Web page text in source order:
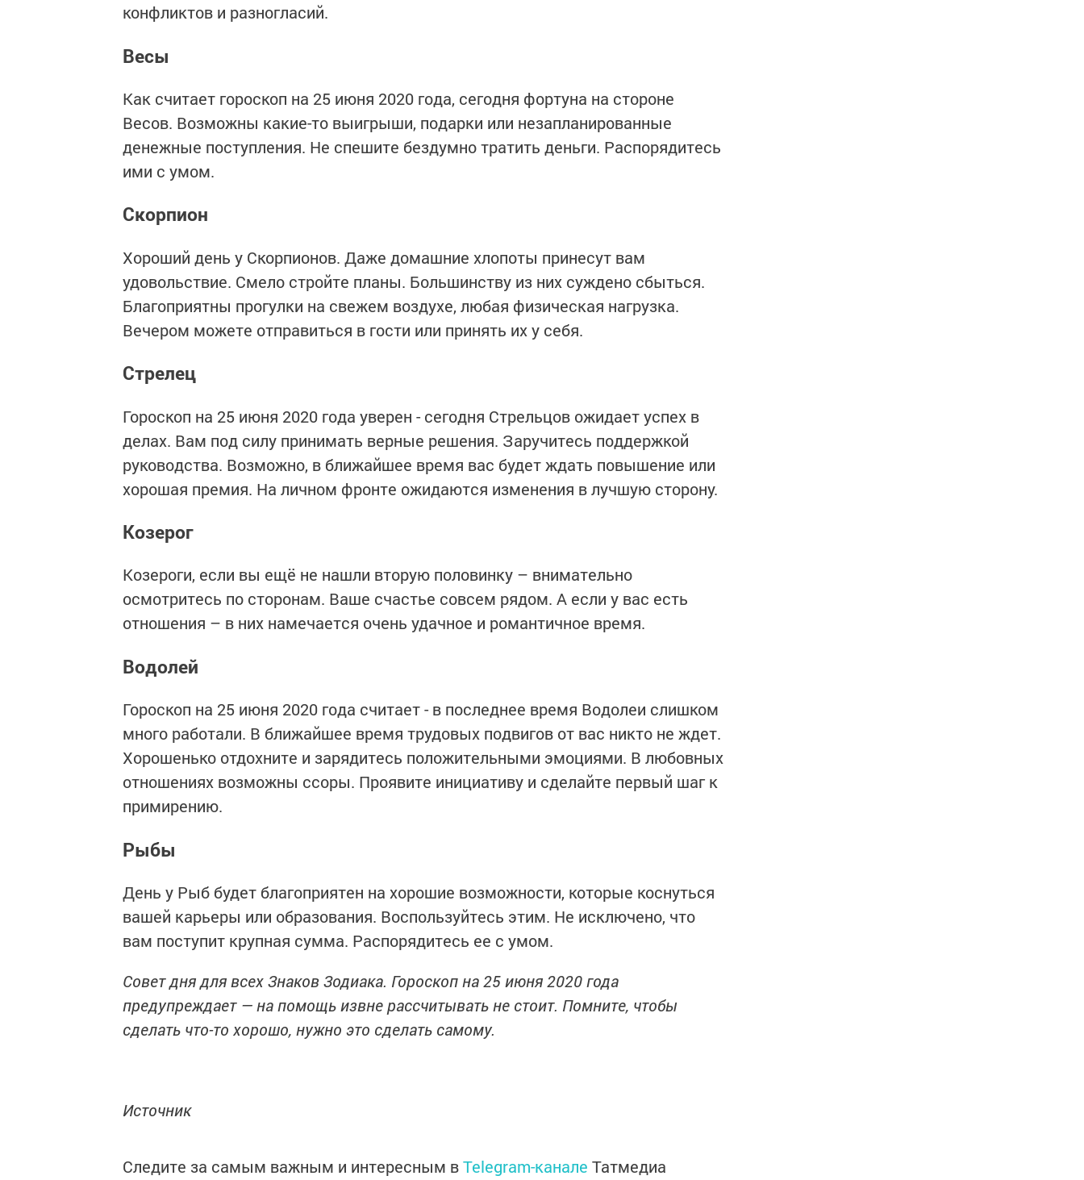
конфликтов и разногласий.
Весы
Как считает гороскоп на 25 июня 2020 года, сегодня фортуна на стороне
Весов. Возможны какие-то выигрыши, подарки или незапланированные
денежные поступления. Не спешите бездумно тратить деньги. Распорядитесь
ими с умом.
Скорпион
Хороший день у Скорпионов. Даже домашние хлопоты принесут вам
удовольствие. Смело стройте планы. Большинству из них суждено сбыться.
Благоприятны прогулки на свежем воздухе, любая физическая нагрузка.
Вечером можете отправиться в гости или принять их у себя.
Стрелец
Гороскоп на 25 июня 2020 года уверен - сегодня Стрельцов ожидает успех в
делах. Вам под силу принимать верные решения. Заручитесь поддержкой
руководства. Возможно, в ближайшее время вас будет ждать повышение или
хорошая премия. На личном фронте ожидаются изменения в лучшую сторону.
Козерог
Козероги, если вы ещё не нашли вторую половинку – внимательно
осмотритесь по сторонам. Ваше счастье совсем рядом. А если у вас есть
отношения – в них намечается очень удачное и романтичное время.
Водолей
Гороскоп на 25 июня 2020 года считает - в последнее время Водолеи слишком
много работали. В ближайшее время трудовых подвигов от вас никто не ждет.
Хорошенько отдохните и зарядитесь положительными эмоциями. В любовных
отношениях возможны ссоры. Проявите инициативу и сделайте первый шаг к
примирению.
Рыбы
День у Рыб будет благоприятен на хорошие возможности, которые коснуться
вашей карьеры или образования. Воспользуйтесь этим. Не исключено, что
вам поступит крупная сумма. Распорядитесь ее с умом.
Совет дня для всех Знаков Зодиака. Гороскоп на 25 июня 2020 года
предупреждает — на помощь извне рассчитывать не стоит. Помните, чтобы
сделать что-то хорошо, нужно это сделать самому.
Источник
Следите за самым важным и интересным вTelegram-канале Татмедиа